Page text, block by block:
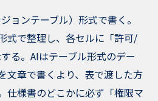
ョンテーブル）形式で書く。
式で整理し、各セルに「許可/
る。AIはテーブル形式のデー
文章で書くより、表で渡した方
仕様書のどこかに必ず「権限マ